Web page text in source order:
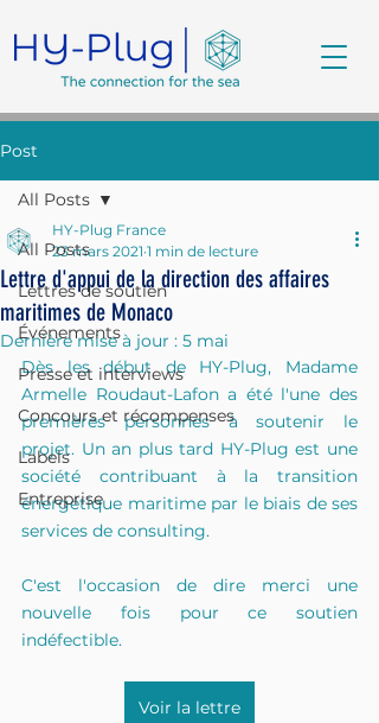
Post
All Posts
Lettres de soutien
Événements
Presse et interviews
Concours et récompenses
Labels
Entreprise
All Posts
Lettre d'appui de la direction des affaires
maritimes de Monaco
HY-Plug France
23 mars 2021 1 min de lecture
Dernière mise à jour : 5 mai
Dès les début de HY-Plug, Madame
Armelle Roudaut-Lafon a été l'une des
premières personnes à soutenir le
projet. Un an plus tard HY-Plug est une
société contribuant à la transition
énergétique maritime par le biais de ses
services de consulting.
C'est l'occasion de dire merci une
nouvelle fois pour ce soutien
indéfectible.
Voir la lettre